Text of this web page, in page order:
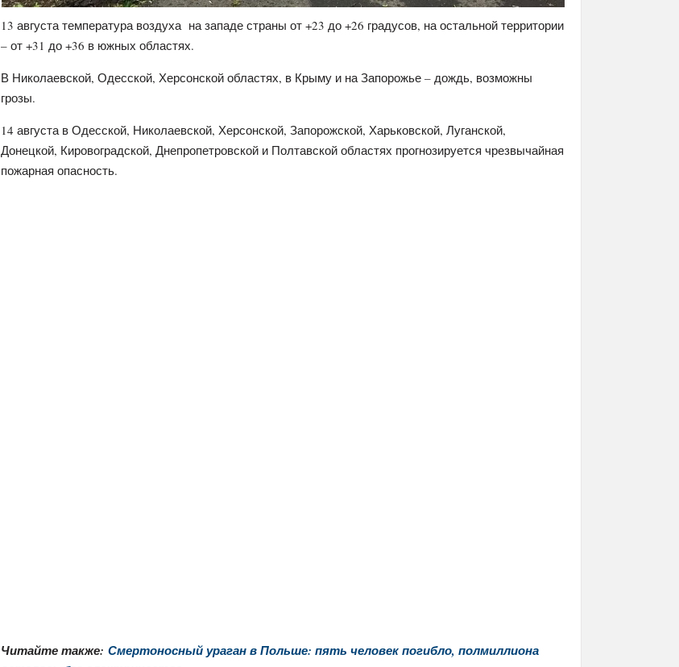
13 августа температура воздуха на западе страны от +23 до +26 градусов, на остальной территории
– от +31 до +36 в южных областях.
В Николаевской, Одесской, Херсонской областях, в Крыму и на Запорожье – дождь, возможны
грозы.
14 августа в Одесской, Николаевской, Херсонской, Запорожской, Харьковской, Луганской,
Донецкой, Кировоградской, Днепропетровской и Полтавской областях прогнозируется чрезвычайная
пожарная опасность.
Читайте также: Смертоносный ураган в Польше: пять человек погибло, полмиллиона